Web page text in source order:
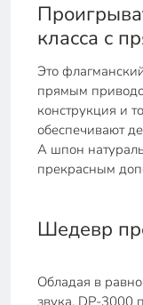
класса с
Это
прямым
конструкция и
обеспечивают
А шпон
прекрасным
Шедевр
Обладая в
звука, DP-3000